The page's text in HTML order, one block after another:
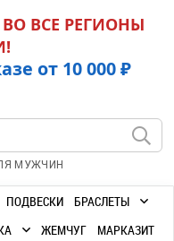
ВСЕ РЕГИОНЫ
от 10 000 ₽
МУЖЧИН
ПОДВЕСКИ
БРАСЛЕТЫ
ЖЕМЧУГ
МАРКАЗИТ